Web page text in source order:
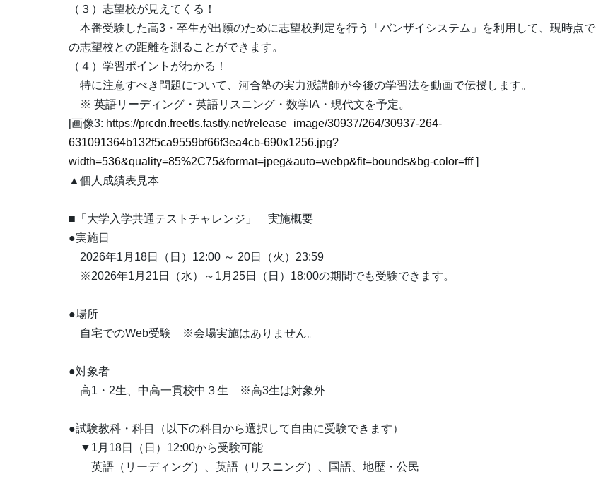
（３）志望校が見えてくる！
本番受験した高3・卒生が出願のために志望校判定を行う「バンザイシステム」を利用して、現時点で
の志望校との距離を測ることができます。
（４）学習ポイントがわかる！
特に注意すべき問題について、河合塾の実力派講師が今後の学習法を動画で伝授します。
※ 英語リーディング・英語リスニング・数学IA・現代文を予定。
[画像3: https://prcdn.freetls.fastly.net/release_image/30937/264/30937-264-
631091364b132f5ca9559bf66f3ea4cb-690x1256.jpg?
width=536&quality=85%2C75&format=jpeg&auto=webp&fit=bounds&bg-color=fff]
▲個人成績表見本
■「大学入学共通テストチャレンジ」 実施概要
●実施日
2026年1月18日（日）12:00 ～ 20日（火）23:59
※2026年1月21日（水）～1月25日（日）18:00の期間でも受験できます。
●場所
自宅でのWeb受験 ※会場実施はありません。
●対象者
高1・2生、中高一貫校中３生 ※高3生は対象外
●試験教科・科目（以下の科目から選択して自由に受験できます）
▼1月18日（日）12:00から受験可能
英語（リーディング）、英語（リスニング）、国語、地歴・公民